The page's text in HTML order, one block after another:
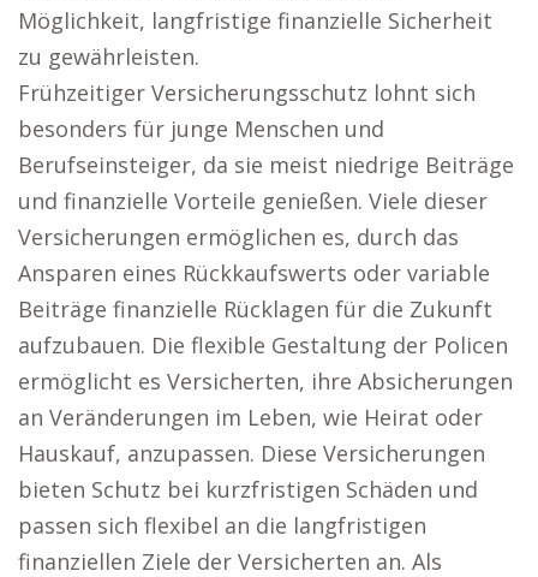
Möglichkeit, langfristige finanzielle Sicherheit
zu gewährleisten.
Frühzeitiger Versicherungsschutz lohnt sich
besonders für junge Menschen und
Berufseinsteiger, da sie meist niedrige Beiträge
und finanzielle Vorteile genießen. Viele dieser
Versicherungen ermöglichen es, durch das
Ansparen eines Rückkaufswerts oder variable
Beiträge finanzielle Rücklagen für die Zukunft
aufzubauen. Die flexible Gestaltung der Policen
ermöglicht es Versicherten, ihre Absicherungen
an Veränderungen im Leben, wie Heirat oder
Hauskauf, anzupassen. Diese Versicherungen
bieten Schutz bei kurzfristigen Schäden und
passen sich flexibel an die langfristigen
finanziellen Ziele der Versicherten an. Als